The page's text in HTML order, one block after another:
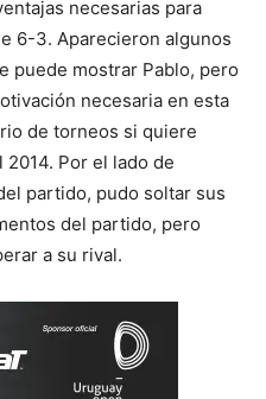
necesarias para
6-3. Aparecieron algunos
puede mostrar Pablo, pero
necesaria en esta
de torneos si quiere
Por el lado de
partido, pudo soltar sus
del partido, pero
a su rival.